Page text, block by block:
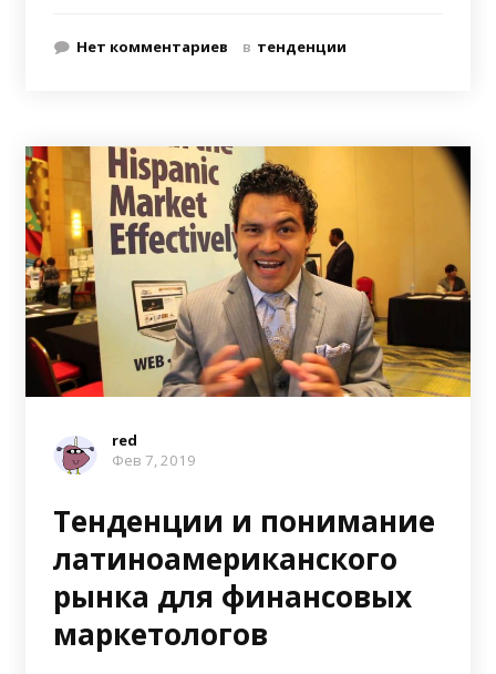
Нет комментариев в тенденции
red
Фев 7, 2019
Тенденции и понимание
латиноамериканского
рынка для финансовых
маркетологов